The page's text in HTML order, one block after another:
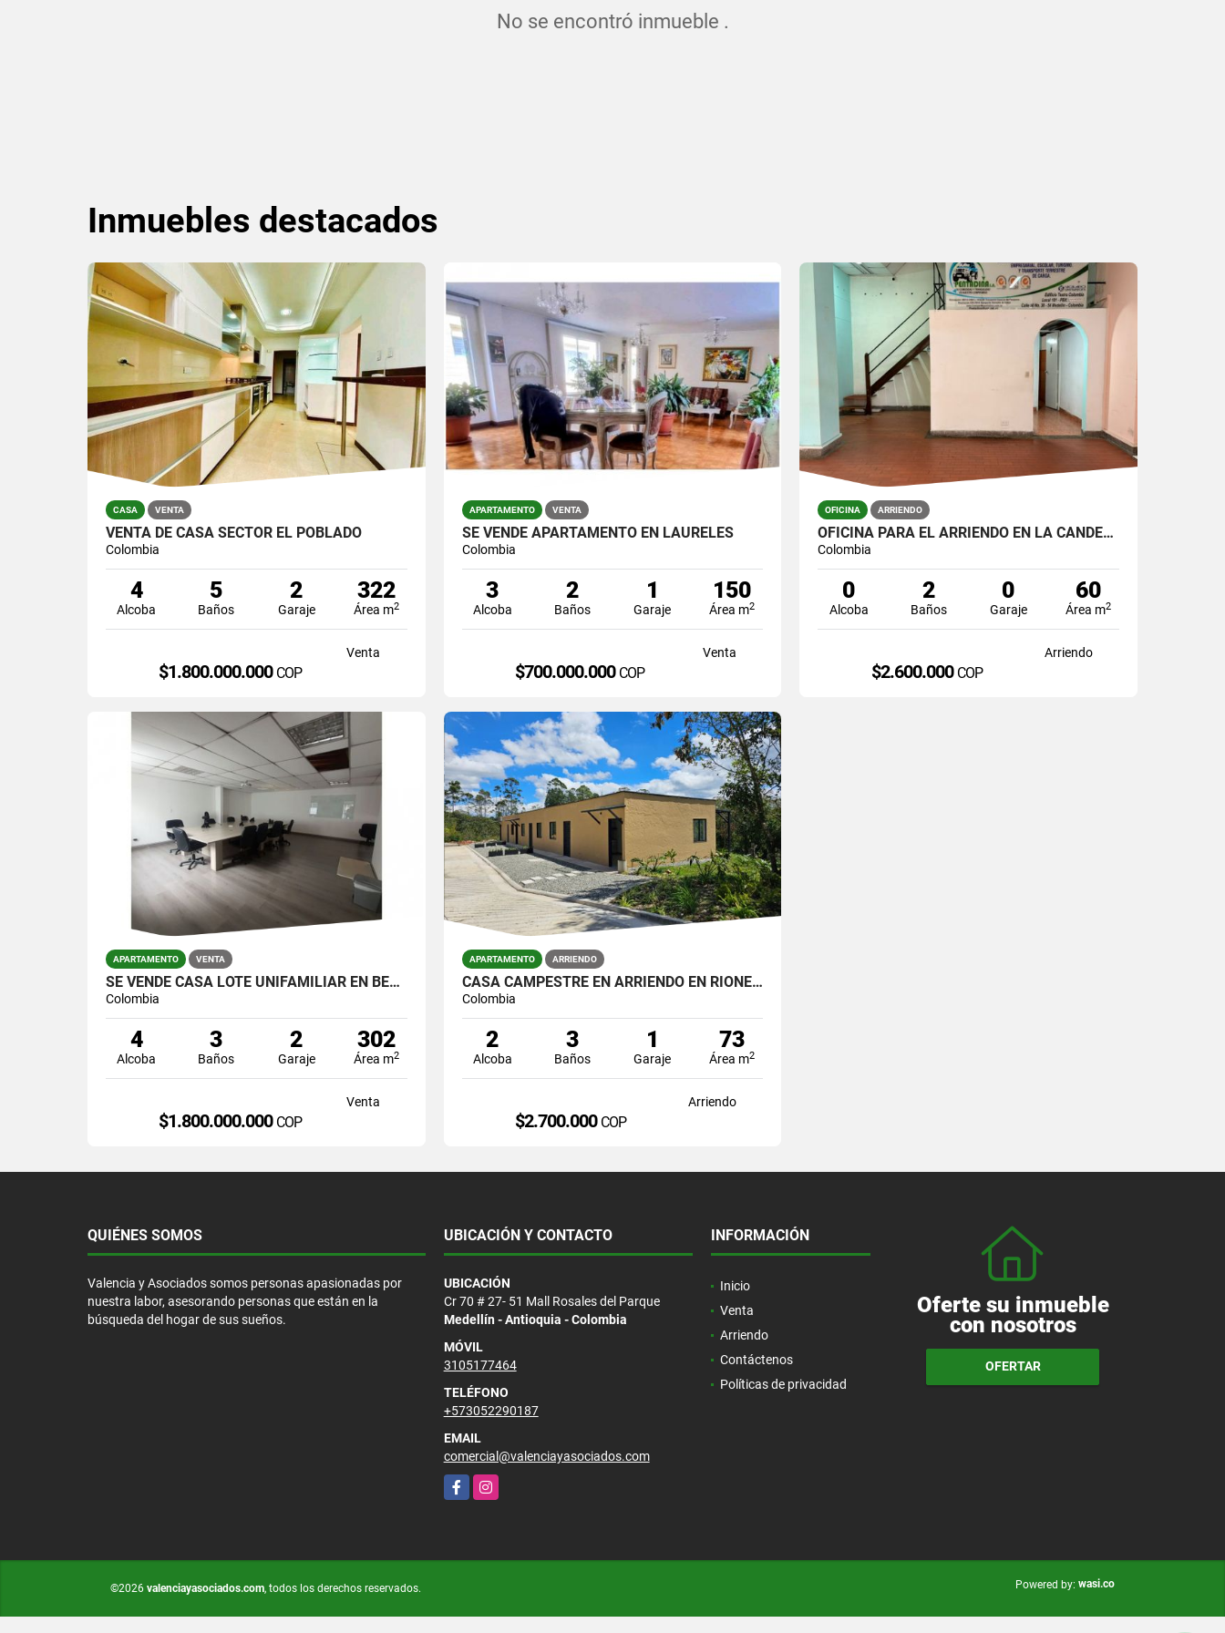
No se encontró inmueble .
Inmuebles destacados
CASA VENTA
VENTA DE CASA SECTOR EL POBLADO
Colombia
4
Alcoba
5
Baños
2
Garaje
322
Área m2
Venta
$1.800.000.000 COP
APARTAMENTO VENTA
SE VENDE APARTAMENTO EN LAURELES
Colombia
3
Alcoba
2
Baños
1
Garaje
150
Área m2
Venta
$700.000.000 COP
OFICINA ARRIENDO
OFICINA PARA EL ARRIENDO EN LA CANDELARIA
Colombia
0
Alcoba
2
Baños
0
Garaje
60
Área m2
Arriendo
$2.600.000 COP
APARTAMENTO VENTA
SE VENDE CASA LOTE UNIFAMILIAR EN BELEN NOGAL
Colombia
4
Alcoba
3
Baños
2
Garaje
302
Área m2
Venta
$1.800.000.000 COP
APARTAMENTO ARRIENDO
CASA CAMPESTRE EN ARRIENDO EN RIONEGRO – VEREDA MAMPUESTO APT1
Colombia
2
Alcoba
3
Baños
1
Garaje
73
Área m2
Arriendo
$2.700.000 COP
QUIÉNES SOMOS
Valencia y Asociados somos personas apasionadas por
nuestra labor, asesorando personas que están en la
búsqueda del hogar de sus sueños.
UBICACIÓN Y CONTACTO
UBICACIÓN
Cr 70 # 27- 51 Mall Rosales del Parque
Medellín - Antioquia - Colombia
MÓVIL
3105177464
TELÉFONO
+573052290187
EMAIL
comercial@valenciayasociados.com
FacebookInstagram
INFORMACIÓN
Inicio
Venta
Arriendo
Contáctenos
Políticas de privacidad
Oferte su inmueble
con nosotros
OFERTAR
©2026 valenciayasociados.com, todos los derechos reservados. Powered by: wasi.co